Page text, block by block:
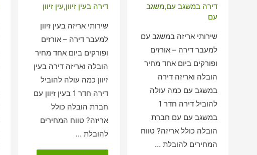
דירה במשגב עם,משגב
עם
שירותי אריזה במשגב עם
למעבר דירה – אורזים
ופורקים ביום אחד מחיר
הובלה ואריזה דירה
במשגב עם כמה עולה
להוביל דירה חדר 1
במשגב עם עם חברת
הובלה כולל אריזה? טווח
המחירים להובלת …
דירה בעין זיוון,עין זיוון
שירותי אריזה בעין זיוון
למעבר דירה – אורזים
ופורקים ביום אחד מחיר
הובלה ואריזה דירה בעין
זיוון כמה עולה להוביל
דירה חדר 1 בעין זיוון עם
חברת הובלה כולל
אריזה? טווח המחירים
להובלת …